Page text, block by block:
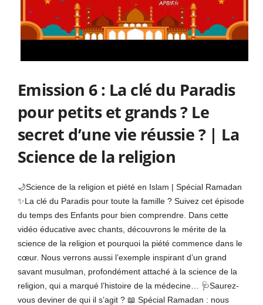
Emission 6 : La clé du Paradis
pour petits et grands ? Le
secret d’une vie réussie ? | La
Science de la religion
🌙Science de la religion et piété en Islam | Spécial Ramadan
✨La clé du Paradis pour toute la famille ? Suivez cet épisode
du temps des Enfants pour bien comprendre. Dans cette
vidéo éducative avec chants, découvrons le mérite de la
science de la religion et pourquoi la piété commence dans le
cœur. Nous verrons aussi l’exemple inspirant d’un grand
savant musulman, profondément attaché à la science de la
religion, qui a marqué l’histoire de la médecine… 🩺Saurez-
vous deviner de qui il s’agit ? 📖 Spécial Ramadan : nous